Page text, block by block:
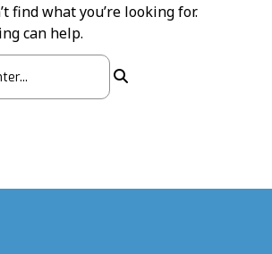
find what you’re looking for.
can help.